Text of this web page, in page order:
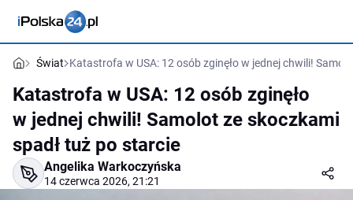
Świat Katastrofa w USA: 12 osób zginęło w jednej chwili!
Katastrofa w USA: 12 osób zginęło
w jednej chwili! Samolot ze skoczkami
spadł tuż po starcie
Angelika Warkoczyńska
14 czerwca 2026, 21:21